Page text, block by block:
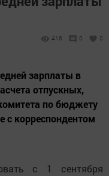
416 0 0
зарплаты в
отпускных,
по бюджету
с корреспондентом
с 1 сентября